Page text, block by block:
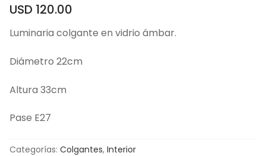
USD 120.00
Luminaria colgante en vidrio ámbar.
Diámetro 22cm
Altura 33cm
Pase E27
Categorías: Colgantes, Interior